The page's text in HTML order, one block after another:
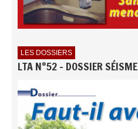
LES DOSSIERS
LTA N°52 - DOSSIER SÉISME